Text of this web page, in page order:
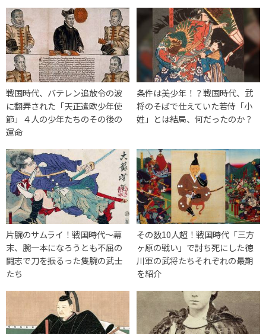
戦国時代、バテレン追放令の波
に翻弄された「天正遣欧少年使
節」４人の少年たちのその後の
運命
条件は美少年！？戦国時代、武
将のそばで仕えていた若侍「小
姓」とは結局、何だったのか？
片腕のサムライ！戦国時代〜幕
末、腕一本になろうとも不屈の
闘志で刀を振るった隻腕の武士
たち
その数10人超！戦国時代「三方
ヶ原の戦い」で討ち死にした徳
川軍の武将たちそれぞれの最期
を紹介